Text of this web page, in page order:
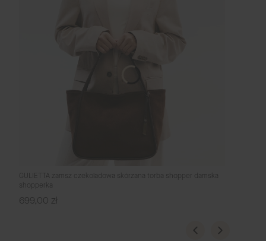
GULIETTA zamsz czekoladowa skórzana torba shopper damska
shopperka
Cena
699,00 zł